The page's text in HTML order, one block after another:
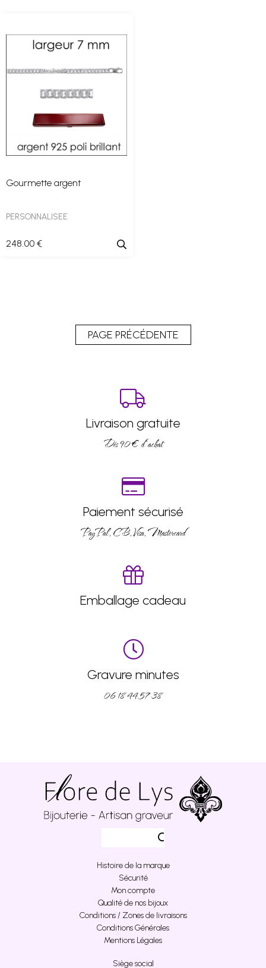
Gourmette argent
PERSONNALISEE
248 .00 €
Livraison gratuite
Dés 90 € d’achat
Paiement sécurisé
PayPal, CB, Visa, Mastercard
Emballage cadeau
Gravure minutes
06 18 44 57 38
Histoire de la marque
Sécurité
Mon compte
Qualité de nos bijoux
Conditions / Zones de livraisons
Conditions Générales
Mentions Légales
Siège social